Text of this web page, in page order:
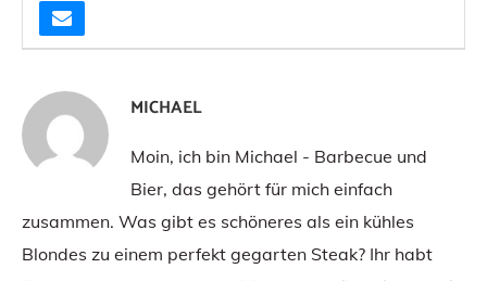
MICHAEL
Moin, ich bin Michael - Barbecue und
Bier, das gehört für mich einfach
zusammen. Was gibt es schöneres als ein kühles
Blondes zu einem perfekt gegarten Steak? Ihr habt